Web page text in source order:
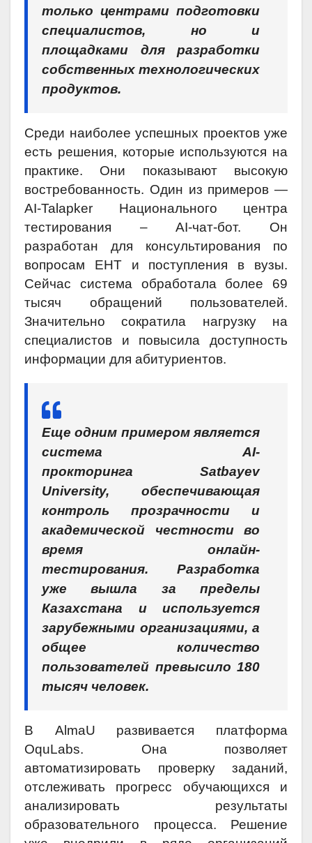
только центрами подготовки
специалистов, но и
площадками для разработки
собственных технологических
продуктов.
Среди наиболее успешных проектов уже
есть решения, которые используются на
практике. Они показывают высокую
востребованность. Один из примеров —
AI-Talapker Национального центра
тестирования – AI-чат-бот. Он
разработан для консультирования по
вопросам ЕНТ и поступления в вузы.
Сейчас система обработала более 69
тысяч обращений пользователей.
Значительно сократила нагрузку на
специалистов и повысила доступность
информации для абитуриентов.
Еще одним примером является
система AI-
прокторинга Satbayev
University, обеспечивающая
контроль прозрачности и
академической честности во
время онлайн-
тестирования. Разработка
уже вышла за пределы
Казахстана и используется
зарубежными организациями, а
общее количество
пользователей превысило 180
тысяч человек.
В AlmaU развивается платформа
OquLabs. Она позволяет
автоматизировать проверку заданий,
отслеживать прогресс обучающихся и
анализировать результаты
образовательного процесса. Решение